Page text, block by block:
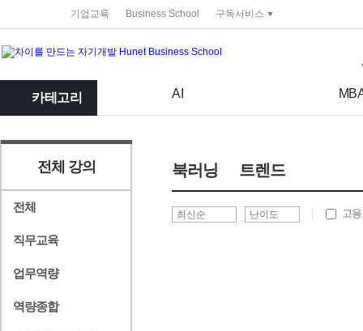
기업교육 Business School 구독서비스
카테고리 AI
전체 강의
전체
직무교육
업무역량
역량종합
북러닝 트렌드
고